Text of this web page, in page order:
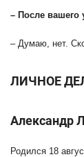
– После вашего
– Думаю, нет.
ЛИЧНОЕ
Александр
Родился 18